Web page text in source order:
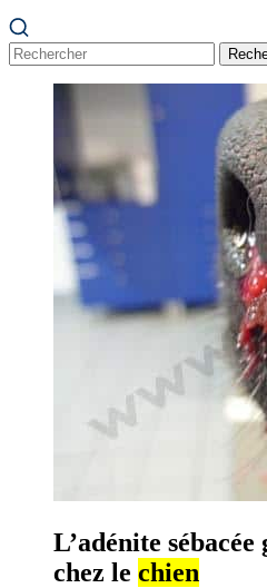
L’adénite
chez le chien